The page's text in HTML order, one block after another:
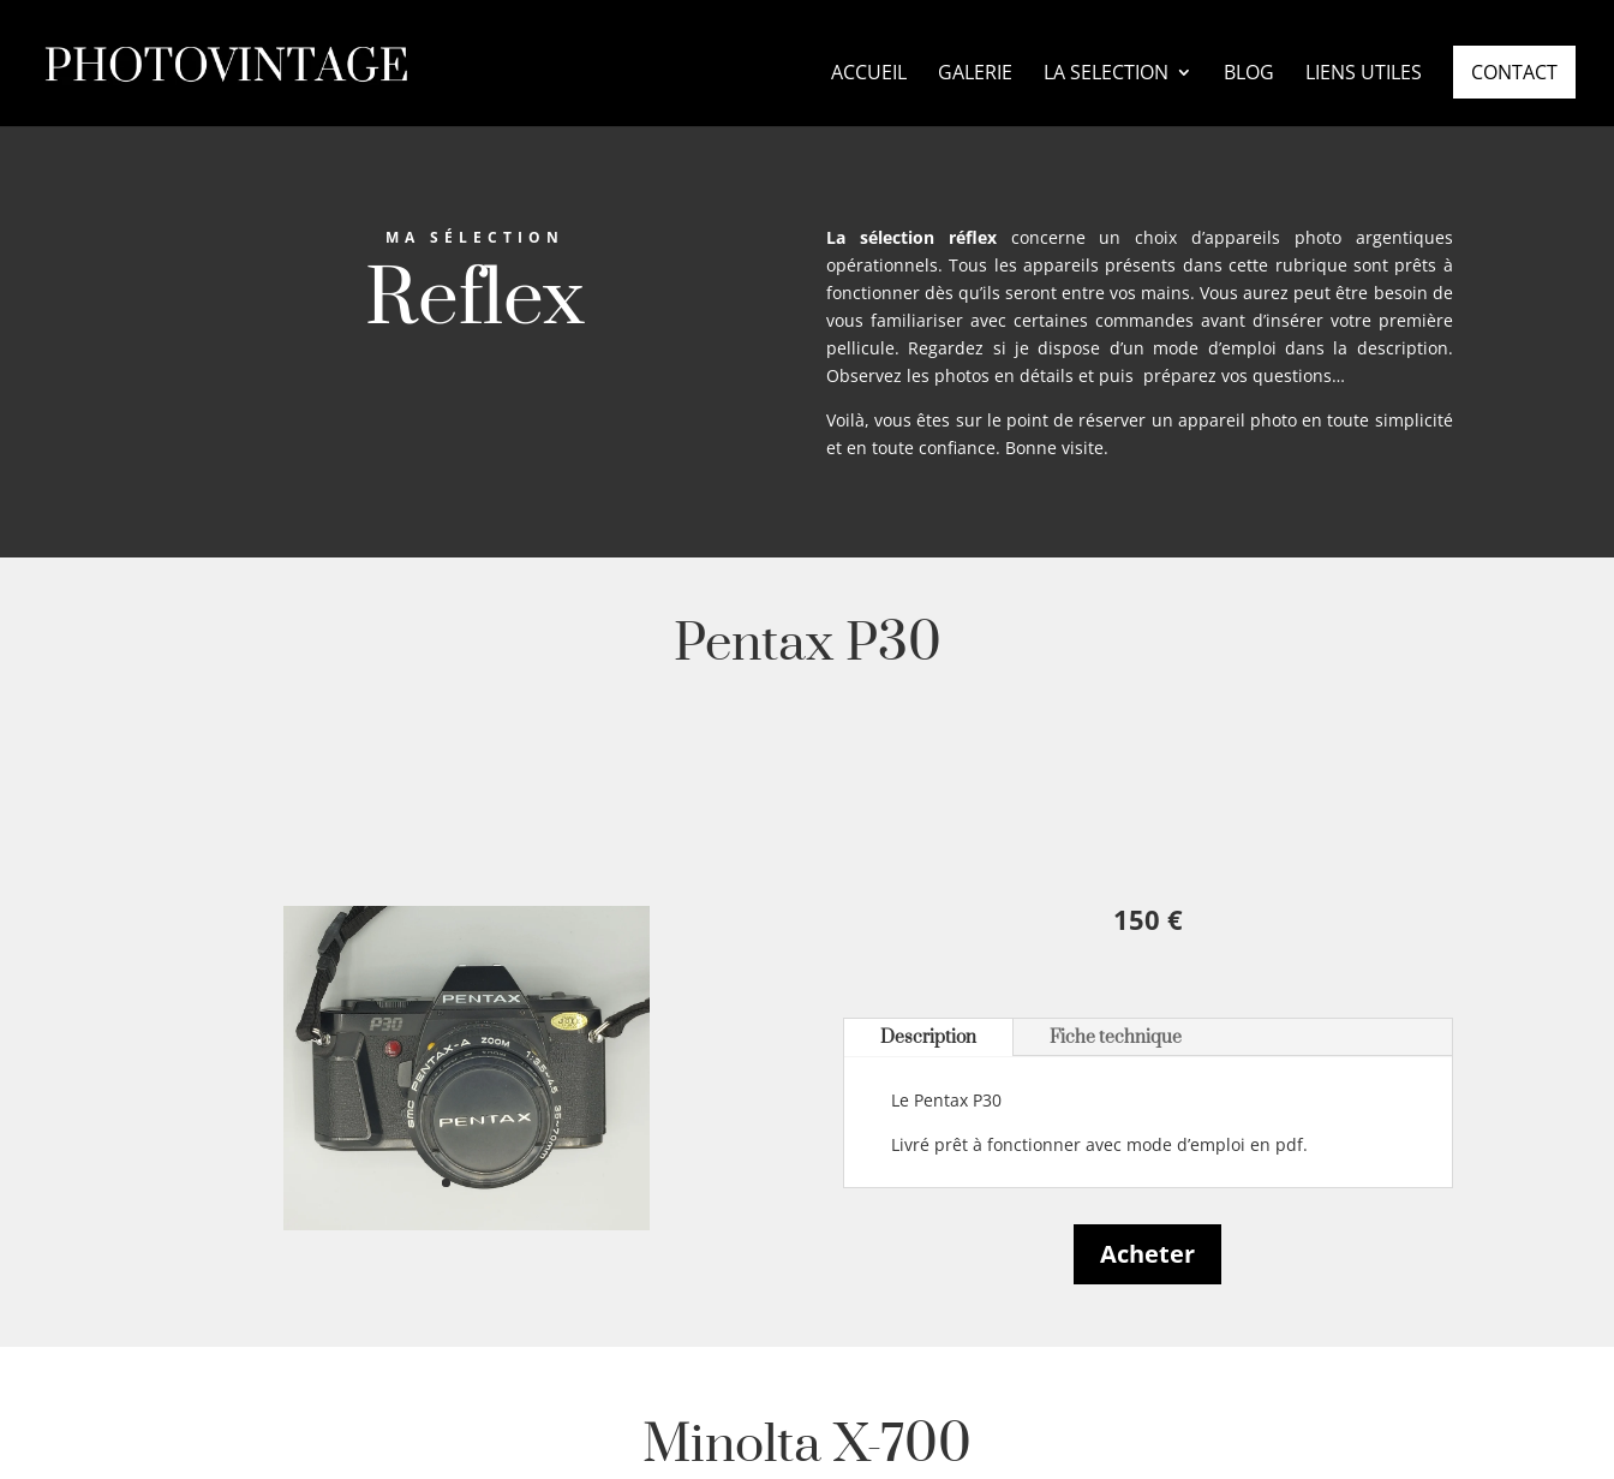
ACCUEIL GALERIE LA SELECTION BLOG LIENS UTILES CONTACT
MA SÉLECTION
Reflex
La sélection réflex concerne un choix d’appareils photo argentiques
opérationnels. Tous les appareils présents dans cette rubrique sont prêts à
fonctionner dès qu’ils seront entre vos mains. Vous aurez peut être besoin de
vous familiariser avec certaines commandes avant d’insérer votre première
pellicule. Regardez si je dispose d’un mode d’emploi dans la description.
Observez les photos en détails et puis préparez vos questions…
Voilà, vous êtes sur le point de réserver un appareil photo en toute simplicité
et en toute confiance. Bonne visite.
Pentax P30
150 €
Description Fiche technique
Le Pentax P30
Livré prêt à fonctionner avec mode d’emploi en pdf.
Acheter
Minolta X-700